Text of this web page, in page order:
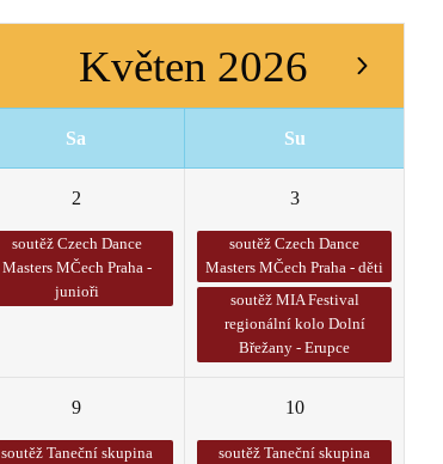
Květen 2026
Sa Su
2
soutěž Czech Dance
Masters MČech Praha -
junioři
3
soutěž Czech Dance
Masters MČech Praha - děti
soutěž MIA Festival
regionální kolo Dolní
Břežany - Erupce
9
soutěž Taneční skupina
10
soutěž Taneční skupina